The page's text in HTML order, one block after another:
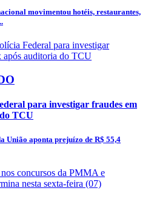
movimentou hotéis, restaurantes,
para investigar fraudes em
TCU
União aponta prejuízo de R$ 55,4